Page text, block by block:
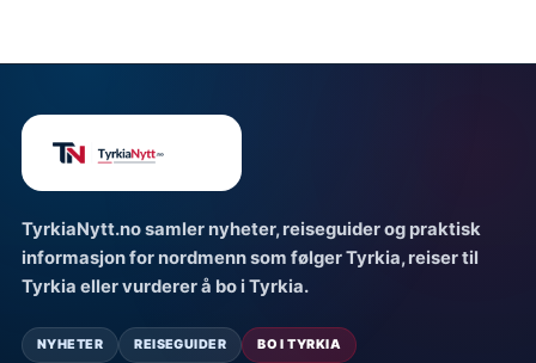
TyrkiaNytt.no samler nyheter, reiseguider og praktisk
informasjon for nordmenn som følger Tyrkia, reiser til
Tyrkia eller vurderer å bo i Tyrkia.
NYHETER REISEGUIDER BO I TYRKIA